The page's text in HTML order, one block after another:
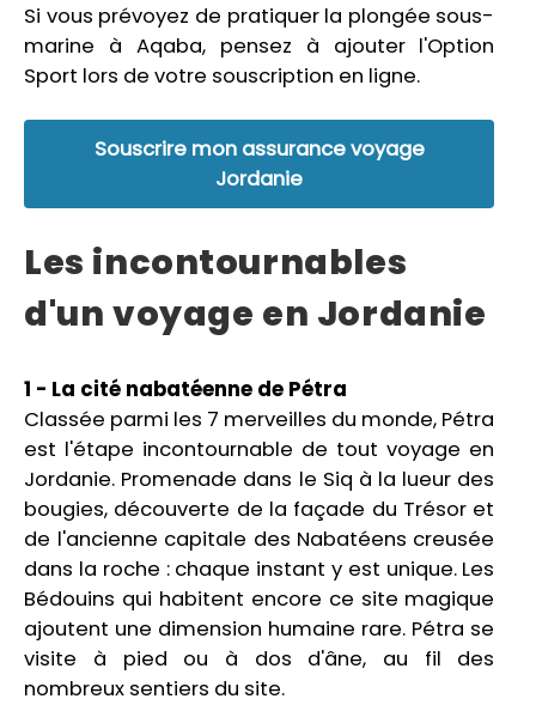
Si vous prévoyez de pratiquer la plongée sous-
marine à Aqaba, pensez à ajouter l'Option
Sport lors de votre souscription en ligne.
Souscrire mon assurance voyage
Jordanie
Les incontournables
d'un voyage en Jordanie
1 - La cité nabatéenne de Pétra
Classée parmi les 7 merveilles du monde, Pétra
est l'étape incontournable de tout voyage en
Jordanie. Promenade dans le Siq à la lueur des
bougies, découverte de la façade du Trésor et
de l'ancienne capitale des Nabatéens creusée
dans la roche : chaque instant y est unique. Les
Bédouins qui habitent encore ce site magique
ajoutent une dimension humaine rare. Pétra se
visite à pied ou à dos d'âne, au fil des
nombreux sentiers du site.